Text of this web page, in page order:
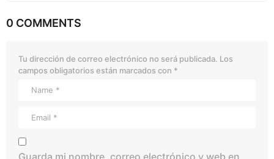
0 COMMENTS
Tu dirección de correo electrónico no será publicada. Los
campos obligatorios están marcados con *
Guarda mi nombre, correo electrónico y web en